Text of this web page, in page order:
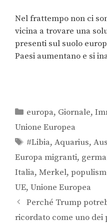
Nel frattempo non ci
vicina a trovare una
presenti sul suolo
Paesi aumentano e si
europa, Giornale,
Unione Europea
#Libia,Aquarius,
Europa migranti,
Italia, Merkel,
UE, Unione Europea
Perché Trump
ricordato come uno